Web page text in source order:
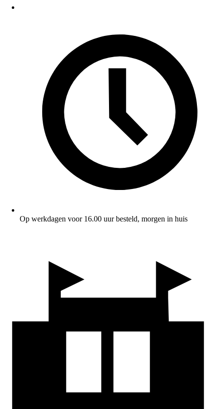
Op werkdagen voor 16.00 uur besteld, morgen in huis